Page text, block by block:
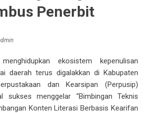
Penerbit
ekosistem kepenulisan
daerah terus digalakkan di Kabupaten
dan Kearsipan (Perpusip)
sukses menggelar “Bimbingan Teknis
Konten Literasi Berbasis Kearifan